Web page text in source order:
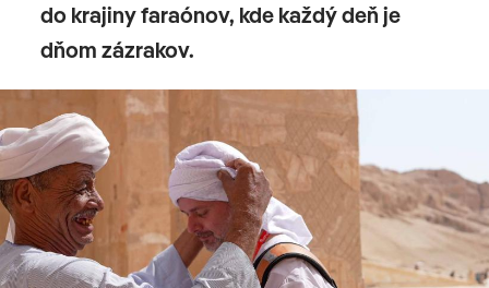
do krajiny faraónov, kde každý deň je
dňom zázrakov.